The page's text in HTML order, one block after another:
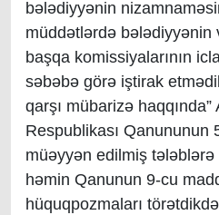
bələdiyyənin
müddətlərdə bələdiyyənin
başqa komissiyalarının
səbəbə görə iştirak
qarşı mübarizə
Respublikası Qanununun
müəyyən edilmiş
həmin Qanunun 9-cu
hüquqpozmaları